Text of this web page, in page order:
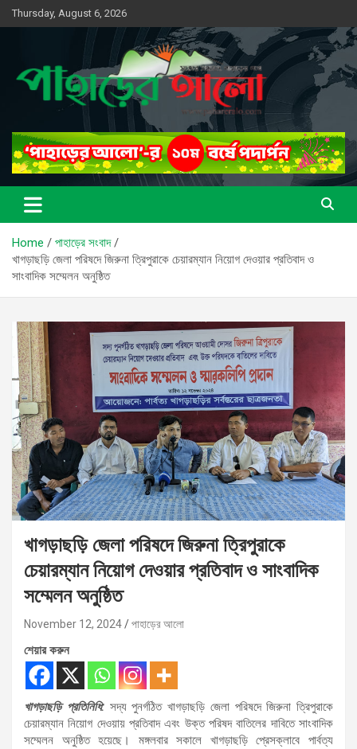
Skip
to
Thursday, August 6, 2026
পাহাড়ের আলো
সত্যের সন্ধানে, পাহাড়ের পথে
Home
পাহাড়ের সংবাদ
খাগড়াছড়ি জেলা পরিষদে জিরুনা ত্রিপুরাকে চেয়ারম্যান নিয়োগ দেওয়ার প্রতিবাদ ও
সাংবাদিক সম্মেলন অনুষ্ঠিত
খাগড়াছড়ি জেলা পরিষদে জিরুনা ত্রিপুরাকে
চেয়ারম্যান নিয়োগ দেওয়ার প্রতিবাদ ও সাংবাদিক
সম্মেলন অনুষ্ঠিত
November 12, 2024 পাহাড়ের আলো
শেয়ার করুন
খাগড়াছড়ি প্রতিনিধি: সদ্য পুনর্গঠিত খাগড়াছড়ি জেলা পরিষদে জিরুনা ত্রিপুরাকে
চেয়ারম্যান নিয়োগ দেওয়ায় প্রতিবাদ এবং উক্ত পরিষদ বাতিলের দাবিতে সাংবাদিক
সম্মেলন অনুষ্ঠিত হয়েছে। মঙ্গলবার সকালে খাগড়াছড়ি প্রেসক্লাবে পার্বত্য